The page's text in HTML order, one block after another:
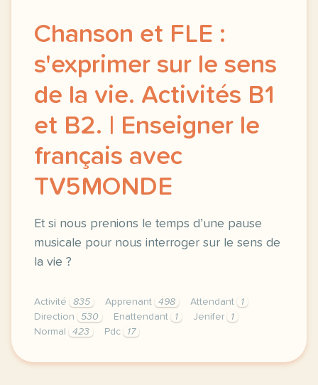
Chanson et FLE :
s'exprimer sur le sens
de la vie. Activités B1
et B2. | Enseigner le
français avec
TV5MONDE
Et si nous prenions le temps d’une pause
musicale pour nous interroger sur le sens de
la vie ?
Activité 835 Apprenant 498 Attendant
1
Direction
530 Enattendant 1 Jenifer
1
Normal
423 Pdc 17
didomi host didomi components button cursor